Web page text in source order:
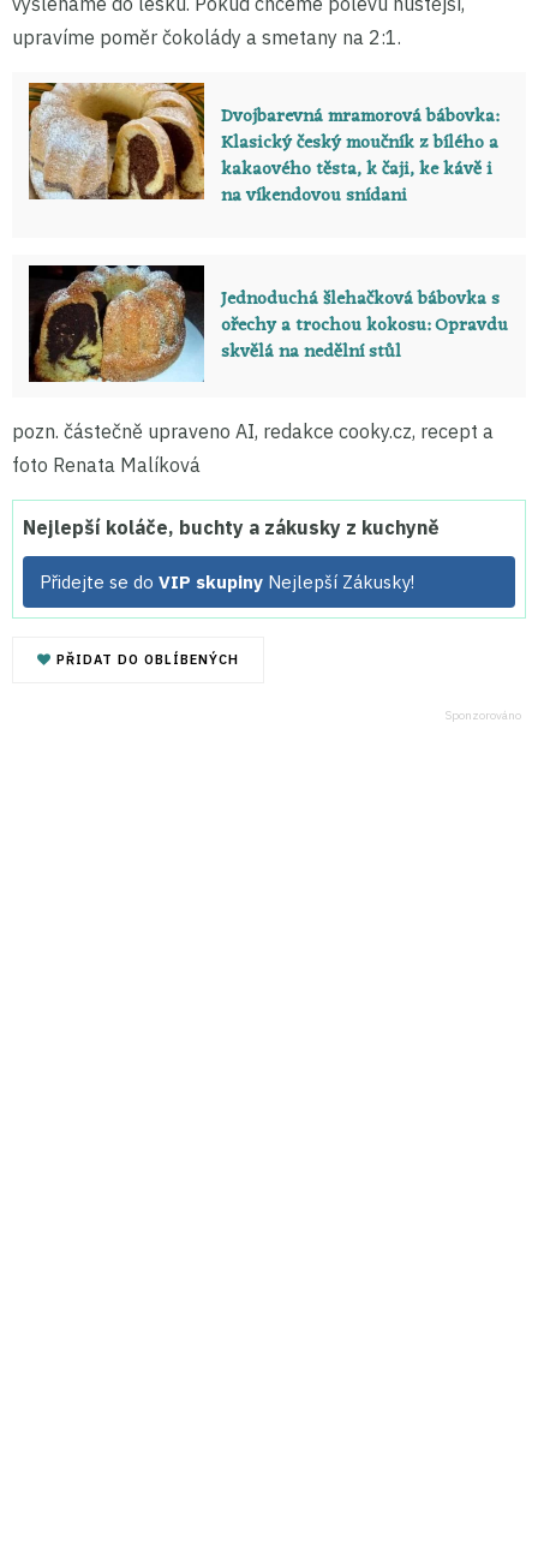
upravíme poměr čokolády a smetany na 2:1.
Dvojbarevná mramorová bábovka:
Klasický český moučník z bílého a
kakaového těsta, k čaji, ke kávě i
na víkendovou snídani
Jednoduchá šlehačková bábovka s
ořechy a trochou kokosu: Opravdu
skvělá na nedělní stůl
pozn. částečně upraveno AI, redakce cooky.cz, recept a
foto Renata Malíková
Nejlepší koláče, buchty a zákusky z kuchyně
Přidejte se do VIP skupiny Nejlepší Zákusky!
PŘIDAT DO OBLÍBENÝCH